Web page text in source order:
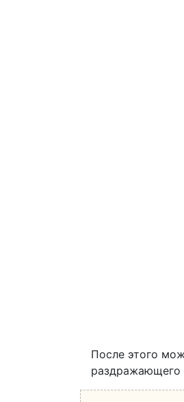
После этого
раздражающего